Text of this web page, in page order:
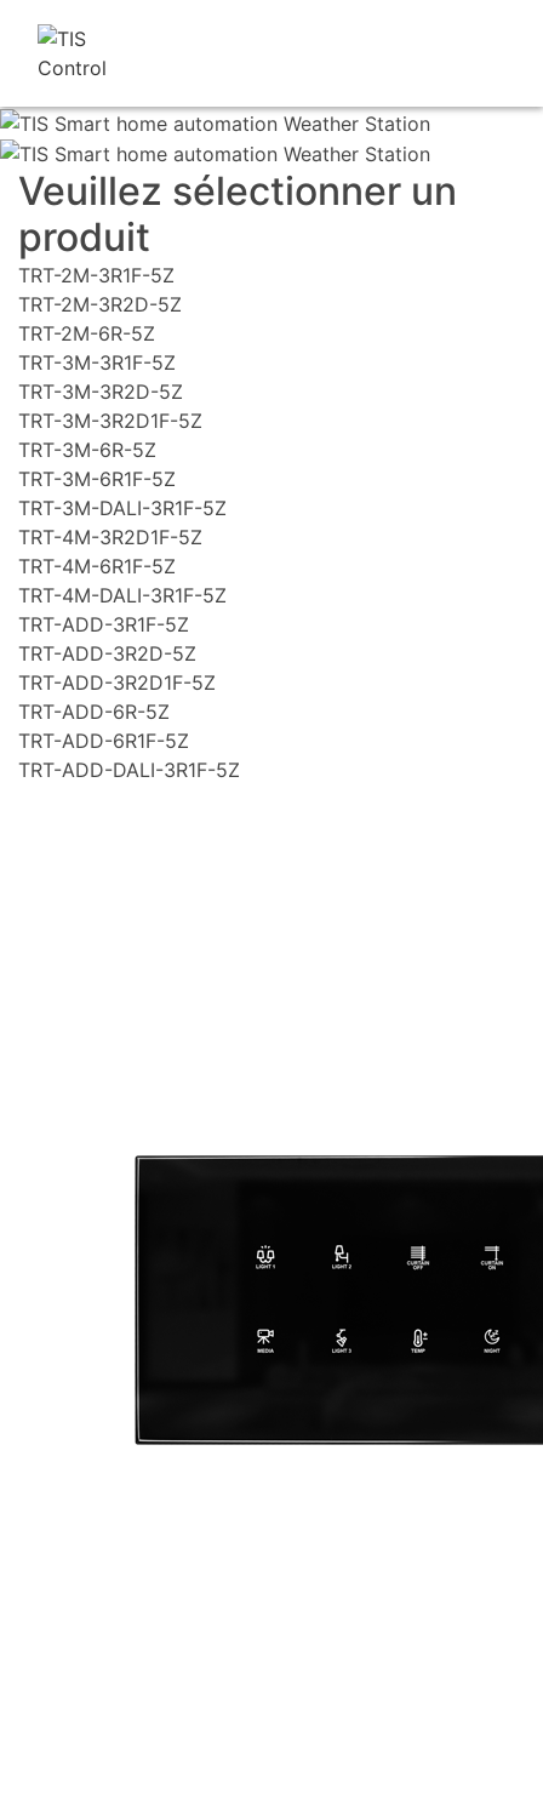
Veuillez sélectionner un
produit
TRT-2M-3R1F-5Z
TRT-2M-3R2D-5Z
TRT-2M-6R-5Z
TRT-3M-3R1F-5Z
TRT-3M-3R2D-5Z
TRT-3M-3R2D1F-5Z
TRT-3M-6R-5Z
TRT-3M-6R1F-5Z
TRT-3M-DALI-3R1F-5Z
TRT-4M-3R2D1F-5Z
TRT-4M-6R1F-5Z
TRT-4M-DALI-3R1F-5Z
TRT-ADD-3R1F-5Z
TRT-ADD-3R2D-5Z
TRT-ADD-3R2D1F-5Z
TRT-ADD-6R-5Z
TRT-ADD-6R1F-5Z
TRT-ADD-DALI-3R1F-5Z